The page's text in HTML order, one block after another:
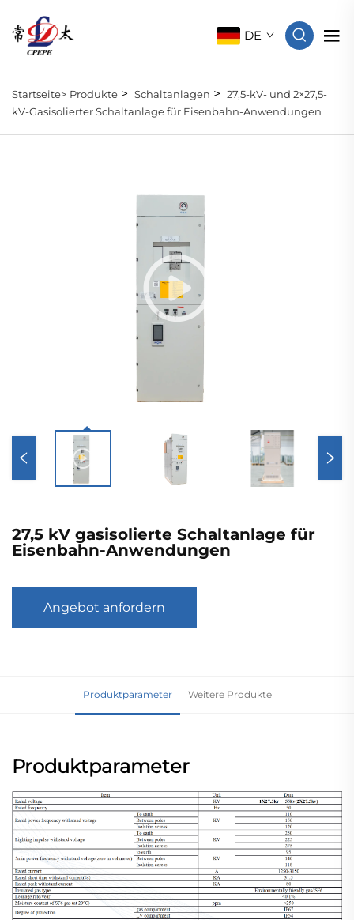
DE
Startseite> Produkte > Schaltanlagen > 27,5-kV- und 2×27,5-
kV-Gasisolierter Schaltanlage für Eisenbahn-Anwendungen
27,5 kV gasisolierte Schaltanlage für
Eisenbahn-Anwendungen
Angebot anfordern
Produktparameter Weitere Produkte
Produktparameter